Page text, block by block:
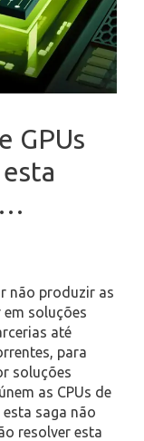
GPUs
não produzir as
em soluções
até
para
soluções
as CPUs de
esta saga não
resolver esta